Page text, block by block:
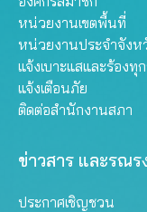
หน่วยงานเขตพื้นที่
หน่วยงานประจำจังห
แจ้งเบาะแสและร้องทุ
แจ้งเตือนภัย
ติดต่อสำนักงานสภา
ข่าวสาร และรณร
ประกาศเชิญชวน